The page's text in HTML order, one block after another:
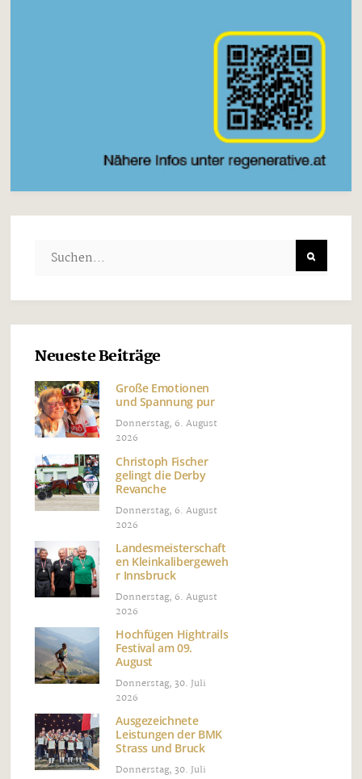
Neueste Beiträge
Große Emotionen
und Spannung pur
Donnerstag, 6. August
2026
Christoph Fischer
gelingt die Derby
Revanche
Donnerstag, 6. August
2026
Landesmeisterschaft
en Kleinkalibergeweh
r Innsbruck
Donnerstag, 6. August
2026
Hochfügen Hightrails
Festival am 09.
August
Donnerstag, 30. Juli
2026
Ausgezeichnete
Leistungen der BMK
Strass und Bruck
Donnerstag, 30. Juli